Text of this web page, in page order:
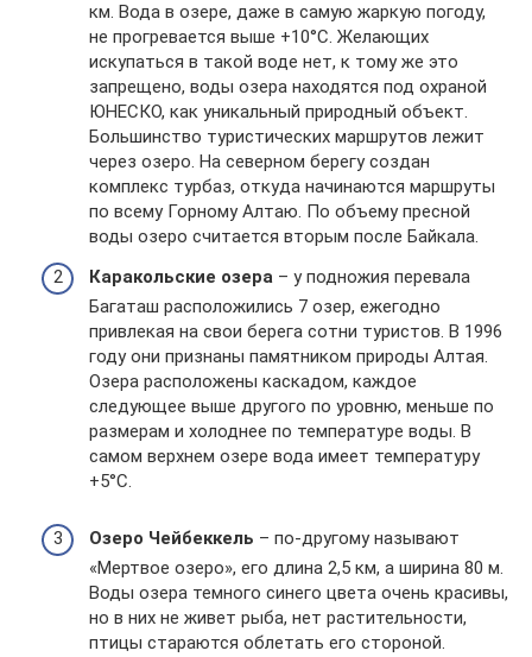
км. Вода в озере, даже в самую жаркую погоду,
не прогревается выше +10°C. Желающих
искупаться в такой воде нет, к тому же это
запрещено, воды озера находятся под охраной
ЮНЕСКО, как уникальный природный объект.
Большинство туристических маршрутов лежит
через озеро. На северном берегу создан
комплекс турбаз, откуда начинаются маршруты
по всему Горному Алтаю. По объему пресной
воды озеро считается вторым после Байкала.
Каракольские озера – у подножия перевала
Багаташ расположились 7 озер, ежегодно
привлекая на свои берега сотни туристов. В 1996
году они признаны памятником природы Алтая.
Озера расположены каскадом, каждое
следующее выше другого по уровню, меньше по
размерам и холоднее по температуре воды. В
самом верхнем озере вода имеет температуру
+5°C.
Озеро Чейбеккель – по-другому называют
«Мертвое озеро», его длина 2,5 км, а ширина 80 м.
Воды озера темного синего цвета очень красивы,
но в них не живет рыба, нет растительности,
птицы стараются облетать его стороной.